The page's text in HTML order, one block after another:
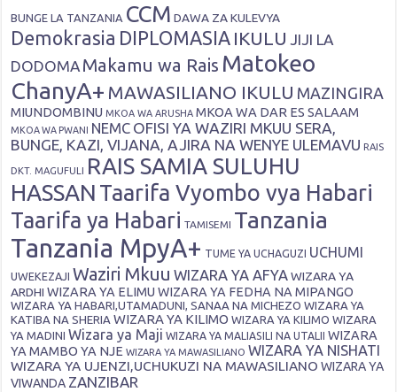
BUNGE LA TANZANIA CCM DAWA ZA KULEVYA
Demokrasia DIPLOMASIA IKULU JIJI LA
DODOMA Makamu wa Rais Matokeo
ChanyA+ MAWASILIANO IKULU MAZINGIRA
MIUNDOMBINU MKOA WA ARUSHA MKOA WA DAR ES SALAAM
MKOA WA PWANI NEMC OFISI YA WAZIRI MKUU SERA,
BUNGE, KAZI, VIJANA, AJIRA NA WENYE ULEMAVU RAIS
DKT. MAGUFULI
RAIS SAMIA SULUHU
HASSAN Taarifa Vyombo vya Habari
Taarifa ya Habari TAMISEMI Tanzania
Tanzania MpyA+ TUME YA UCHAGUZI UCHUMI
UWEKEZAJI Waziri Mkuu WIZARA YA AFYA WIZARA YA
ARDHI WIZARA YA ELIMU WIZARA YA FEDHA NA MIPANGO
WIZARA YA HABARI,UTAMADUNI, SANAA NA MICHEZO WIZARA YA
KATIBA NA SHERIA WIZARA YA KILIMO WIZARA YA KILIMO WIZARA
YA MADINI Wizara ya Maji WIZARA YA MALIASILI NA UTALII
WIZARA
YA MAMBO YA NJE WIZARA YA MAWASILIANO WIZARA YA NISHATI
WIZARA YA UJENZI,UCHUKUZI NA MAWASILIANO WIZARA YA
VIWANDA ZANZIBAR